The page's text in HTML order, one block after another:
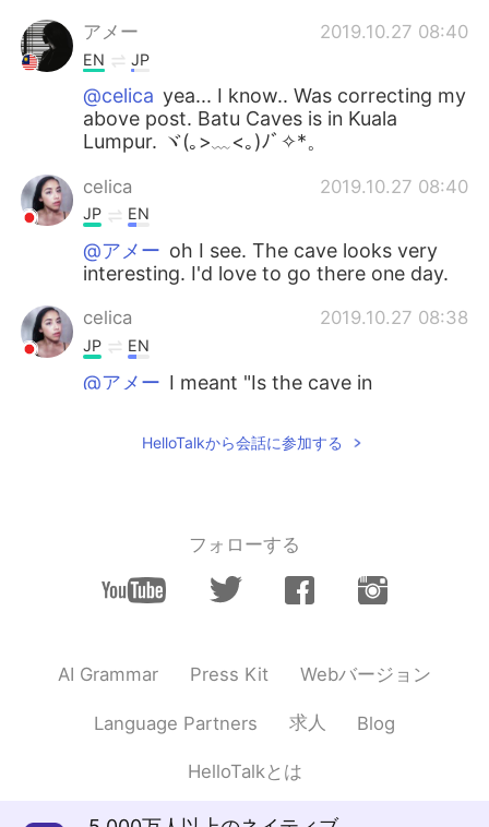
アメー 2019.10.27 08:40
EN JP
@celica yea... I know.. Was correcting my
above post. Batu Caves is in Kuala
Lumpur. ヾ(｡>﹏<｡)ﾉﾞ✧*。
celica 2019.10.27 08:40
JP EN
@アメー oh I see. The cave looks very
interesting. I'd love to go there one day.
celica 2019.10.27 08:38
JP EN
@アメー I meant "Is the cave in
2019.10.27 08:34
JP EN
HelloTalkから会話に参加する
フォローする
AI Grammar Press Kit Webバージョン
Language Partners 求人 Blog
HelloTalkとは